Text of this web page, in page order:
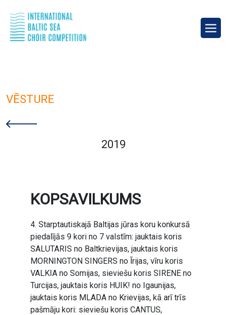
VĒSTURE
2019
KOPSAVILKUMS
4. Starptautiskajā Baltijas jūras koru konkursā
piedalījās 9 kori no 7 valstīm: jauktais koris
SALUTARIS no Baltkrievijas, jauktais koris
MORNINGTON SINGERS no Īrijas, vīru koris
VALKIA no Somijas, sieviešu koris SIRENE no
Turcijas, jauktais koris HUIK! no Igaunijas,
jauktais koris MLADA no Krievijas, kā arī trīs
pašmāju kori: sieviešu koris CANTUS,